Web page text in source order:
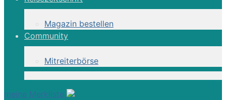
Magazin bestellen
Community
Mitreiterbörse
meine Merkliste